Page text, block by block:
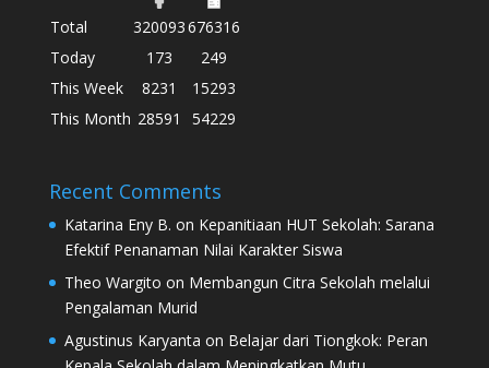
Total 320093676316
Today
173
249
This Week
8231
15293
This Month 28591 54229
Recent Comments
Katarina Eny B. on Kepanitiaan HUT Sekolah: Sarana
Efektif Penanaman Nilai Karakter Siswa
Theo Wargito on Membangun Citra Sekolah melalui
Pengalaman Murid
Agustinus Karyanta on Belajar dari Tiongkok: Peran